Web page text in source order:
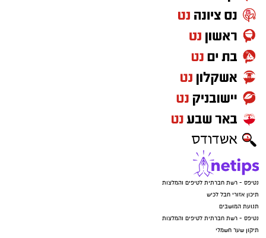
נטיפס - רשת חברתית לטיפים והמלצות
תיכון אזורי חבל לכיש
תנועת המושבים
נטיפס - רשת חברתית לטיפים והמלצות
תיקון שער חשמלי